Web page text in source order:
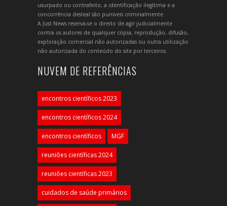
usurpado ou contrafeito, a identificação ilegítima e a
concorrência desleal são puníveis criminalmente.
A Just News reserva-se o direito de agir judicialmente
contra os autores de qualquer cópia, reprodução, difusão,
exploração comercial não autorizadas ou outra utilização
não autorizada do conteúdo do site por terceiros.
NUVEM DE REFERÊNCIAS
encontros científicos 2023
encontros científicos 2024
encontros científicos MGF
reuniões científicas 2024
reuniões científicas 2023
cuidados de saúde primários